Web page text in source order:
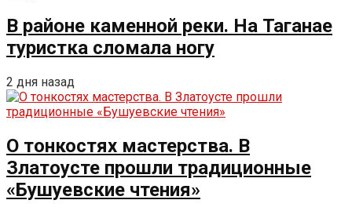
В районе каменной реки. На Таганае
туристка сломала ногу
2 дня назад
О тонкостях мастерства. В
Златоусте прошли традиционные
«Бушуевские чтения»